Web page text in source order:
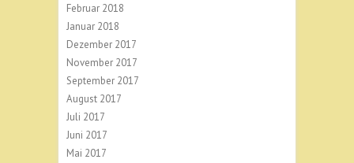
Februar 2018
Januar 2018
Dezember 2017
November 2017
September 2017
August 2017
Juli 2017
Juni 2017
Mai 2017